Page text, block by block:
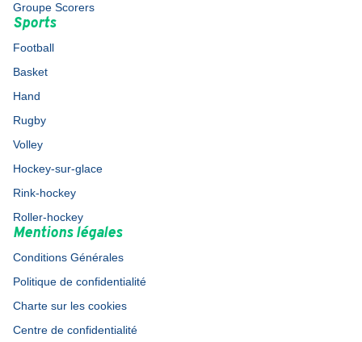
Groupe Scorers
Sports
Football
Basket
Hand
Rugby
Volley
Hockey-sur-glace
Rink-hockey
Roller-hockey
Mentions légales
Conditions Générales
Politique de confidentialité
Charte sur les cookies
Centre de confidentialité